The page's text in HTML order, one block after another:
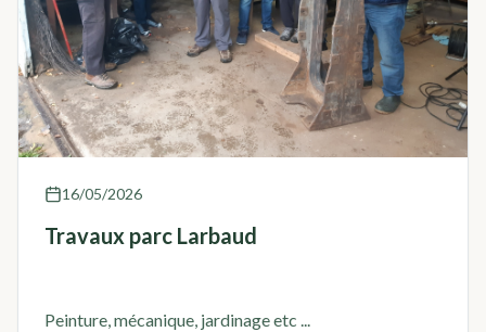
16/05/2026
Travaux parc Larbaud
Peinture, mécanique, jardinage etc ...